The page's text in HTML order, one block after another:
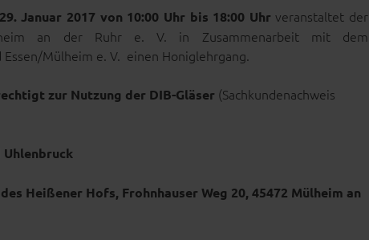
Januar 2017 von 10:00 Uhr bis 18:00 Uhr veranstaltet der
an der Ruhr e. V. in Zusammenarbeit mit dem
Mülheim e. V. einen Honiglehrgang.
zur Nutzung der DIB-Gläser (Sachkundenachweis
Uhlenbruck
des Heißener Hofs, Frohnhauser Weg 20, 45472 Mülheim an